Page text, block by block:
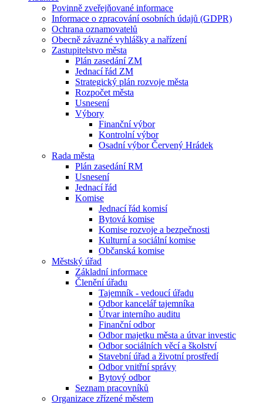
Povinně zveřejňované informace
Informace o zpracování osobních údajů (GDPR)
Ochrana oznamovatelů
Obecně závazné vyhlášky a nařízení
Zastupitelstvo města
Plán zasedání ZM
Jednací řád ZM
Strategický plán rozvoje města
Rozpočet města
Usnesení
Výbory
Finanční výbor
Kontrolní výbor
Osadní výbor Červený Hrádek
Rada města
Plán zasedání RM
Usnesení
Jednací řád
Komise
Jednací řád komisí
Bytová komise
Komise rozvoje a bezpečnosti
Kulturní a sociální komise
Občanská komise
Městský úřad
Základní informace
Členění úřadu
Tajemník - vedoucí úřadu
Odbor kancelář tajemníka
Útvar interního auditu
Finanční odbor
Odbor majetku města a útvar investic
Odbor sociálních věcí a školství
Stavební úřad a životní prostředí
Odbor vnitřní správy
Bytový odbor
Seznam pracovníků
Organizace zřízené městem